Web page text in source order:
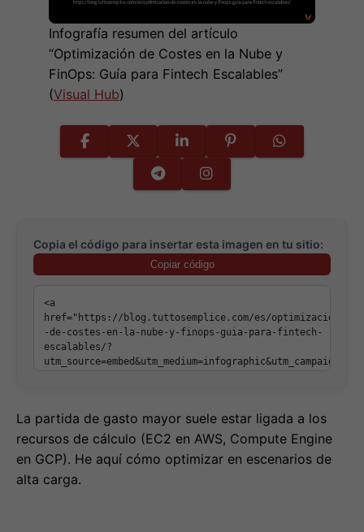
Infografía resumen del artículo
“Optimización de Costes en la Nube y
FinOps: Guía para Fintech Escalables”
(Visual Hub)
Copia el código para insertar esta imagen en tu sitio:
Copiar código
La partida de gasto mayor suele estar ligada a los
recursos de cálculo (EC2 en AWS, Compute Engine
en GCP). He aquí cómo optimizar en escenarios de
alta carga.